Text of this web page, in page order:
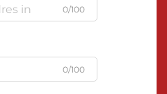
0/100
0/100